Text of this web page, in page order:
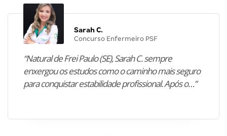
Sarah C.
Concurso Enfermeiro PSF
“Natural de Frei Paulo (SE), Sarah C. sempre
enxergou os estudos como o caminho mais seguro
para conquistar estabilidade profissional. Após o…”